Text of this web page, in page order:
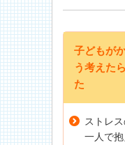
子どもが
う考えた
た
ストレ
一人で